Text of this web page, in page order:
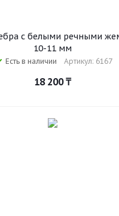
с белыми речными
10-11 мм
Есть в наличии Артикул: 6167
18 200₸